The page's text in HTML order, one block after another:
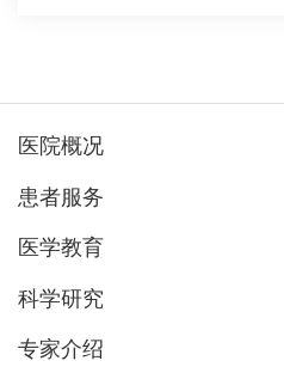
医院概况
患者服务
医学教育
科学研究
专家介绍